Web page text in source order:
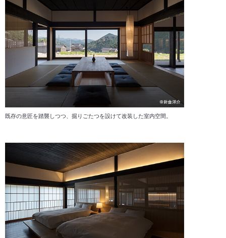
既存の意匠を踏襲しつつ、掘りごたつを設けて改装した室内空間。